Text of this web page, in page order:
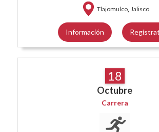
Tlajomulco, Jalisco
Información
18
Octubre
Carrera